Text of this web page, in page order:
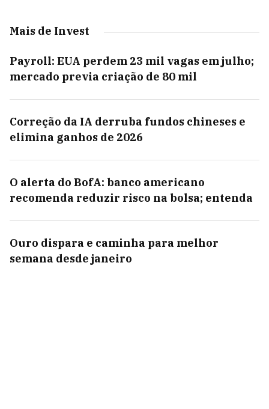
Mais de Invest
Payroll: EUA perdem 23 mil vagas em julho;
mercado previa criação de 80 mil
Correção da IA derruba fundos chineses e
elimina ganhos de 2026
O alerta do BofA: banco americano
recomenda reduzir risco na bolsa; entenda
Ouro dispara e caminha para melhor
semana desde janeiro